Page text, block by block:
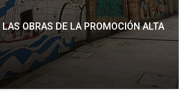
OBRAS DE LA PROMOCIÓN ALTA